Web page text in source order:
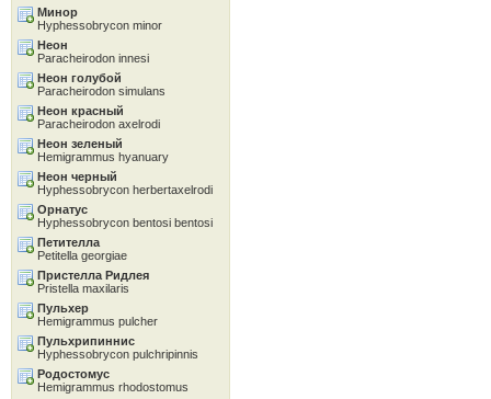
Минор
Hyphessobrycon minor
Неон
Paracheirodon innesi
Неон голубой
Paracheirodon simulans
Неон красный
Paracheirodon axelrodi
Неон зеленый
Hemigrammus hyanuary
Неон черный
Hyphessobrycon herbertaxelrodi
Орнатус
Hyphessobrycon bentosi bentosi
Петителла
Petitella georgiae
Пристелла Ридлея
Pristella maxilaris
Пульхер
Hemigrammus pulcher
Пульхрипиннис
Hyphessobrycon pulchripinnis
Родостомус
Hemigrammus rhodostomus